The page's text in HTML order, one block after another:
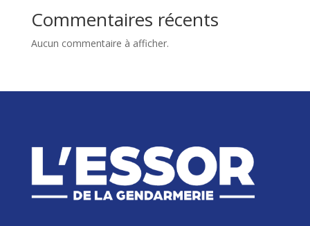
Commentaires récents
Aucun commentaire à afficher.